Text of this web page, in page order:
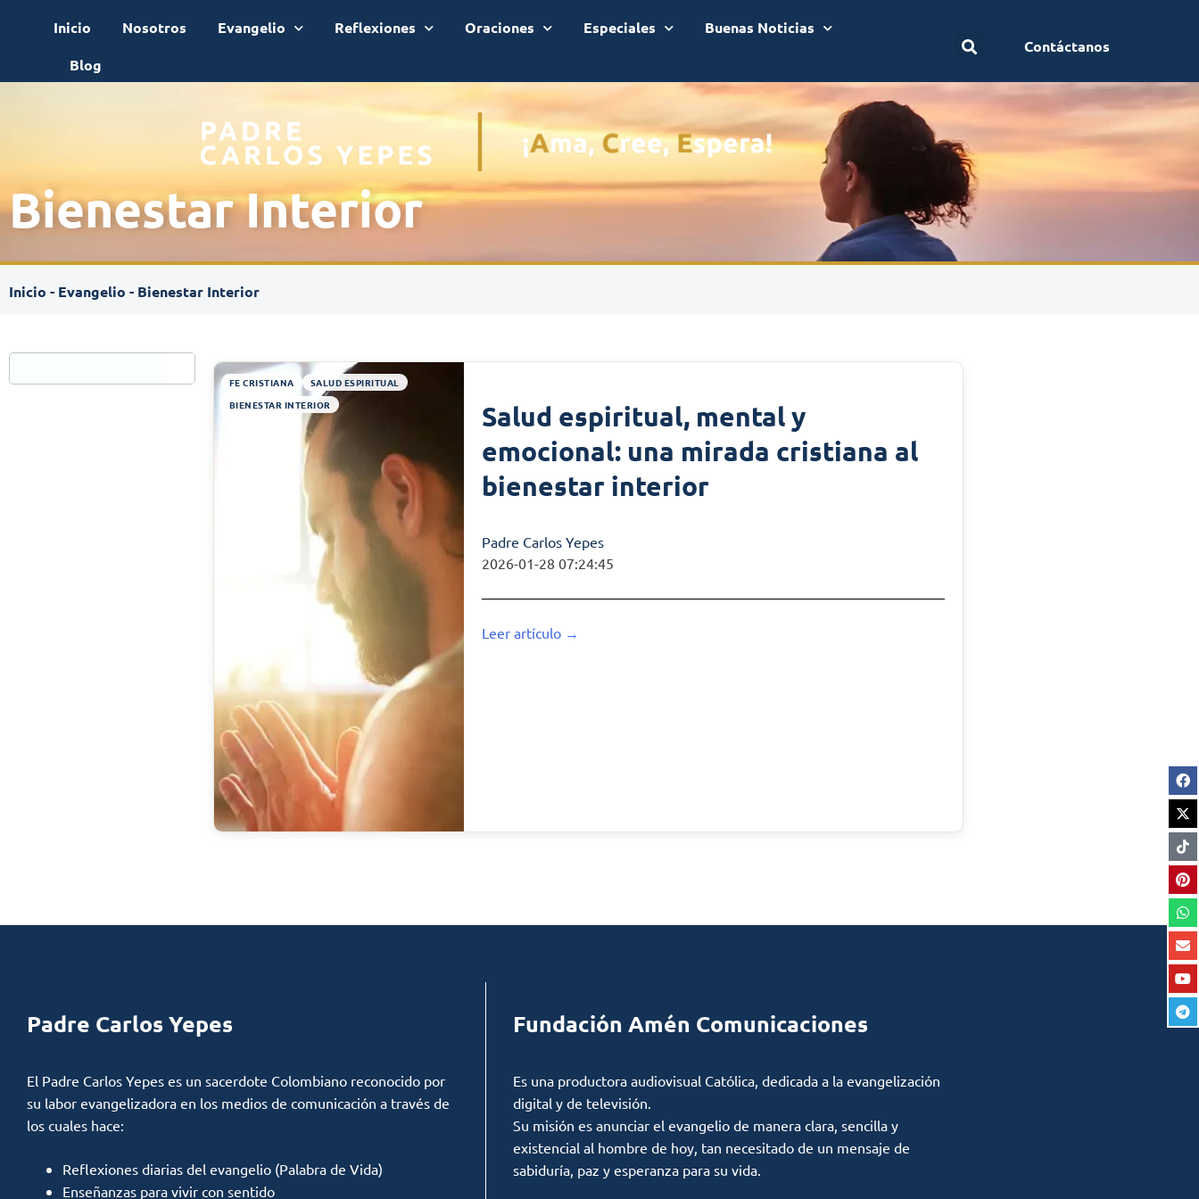
Inicio Nosotros Evangelio Reflexiones Oraciones Especiales
Buenas Noticias
Blog
Contáctanos
Bienestar Interior
Inicio - Evangelio - Bienestar Interior
FE CRISTIANA
SALUD ESPIRITUAL
BIENESTAR INTERIOR
Salud espiritual, mental y
emocional: una mirada cristiana al
bienestar interior
Padre Carlos Yepes
2026-01-28 07:24:45
Leer artículo →
Padre Carlos Yepes
El Padre Carlos Yepes es un sacerdote Colombiano reconocido por
su labor evangelizadora en los medios de comunicación a través de
los cuales hace:
Reflexiones diarias del evangelio (Palabra de Vida)
Enseñanzas para vivir con sentido
Fundación Amén Comunicaciones
Es una productora audiovisual Católica, dedicada a la evangelización
digital y de televisión.
Su misión es anunciar el evangelio de manera clara, sencilla y
existencial al hombre de hoy, tan necesitado de un mensaje de
sabiduría, paz y esperanza para su vida.